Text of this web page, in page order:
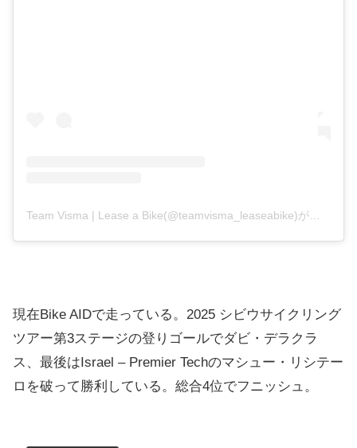
現在Bike AIDで走っている。2025 シビウサイクリング
ツアー第3ステージの登りゴールでダビ・デラクラ
ス、最後はIsrael – Premier Techのマシュー・リシテー
ロを破って勝利している。総合4位でフニッシュ。